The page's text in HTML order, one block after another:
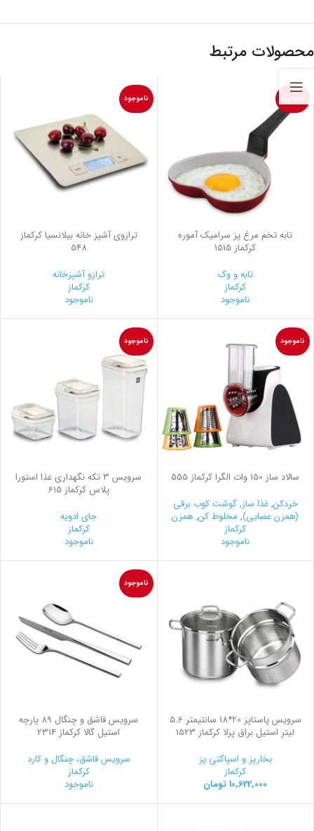
محصولات مرتبط
ناموجود
تابه تخم مرغ پز سرامیک آموره
کرکماز 1515
تابه و وک
کرکماز
ناموجود
ناموجود
ترازوی آشپز خانه بیلانسیا کرکماز
548
ترازو آشپزخانه
کرکماز
ناموجود
ناموجود
سالاد ساز 150 وات الگرا کرکماز 555
خردکن,غذا ساز,گوشت کوب برقی
(همزن عصایی), مخلوط کن, همزن
کرکماز
ناموجود
ناموجود
سرويس 3 تكه نگهداری غذا استورا
پلاس کرکماز 615
جای ادویه
کرکماز
ناموجود
سرویس پاستاپز 20*18 سانتیمتر 5.6
لیتر استیل براق پرلا کرکماز 1523
بخارپز و اسپاگتی پز
کرکماز
10,622,000 تومان
ناموجود
سرویس قاشق و چنگال 89 پارچه
استیل گالا کرکماز 2314
سرویس قاشق، چنگال و کارد
کرکماز
ناموجود